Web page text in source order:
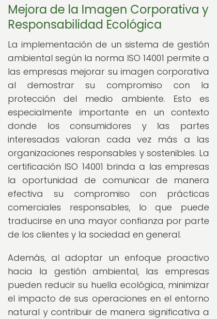
Mejora de la Imagen Corporativa y
Responsabilidad Ecológica
La implementación de un sistema de gestión
ambiental según la norma ISO 14001 permite a
las empresas mejorar su imagen corporativa
al demostrar su compromiso con la
protección del medio ambiente. Esto es
especialmente importante en un contexto
donde los consumidores y las partes
interesadas valoran cada vez más a las
organizaciones responsables y sostenibles. La
certificación ISO 14001 brinda a las empresas
la oportunidad de comunicar de manera
efectiva su compromiso con prácticas
comerciales responsables, lo que puede
traducirse en una mayor confianza por parte
de los clientes y la sociedad en general.
Además, al adoptar un enfoque proactivo
hacia la gestión ambiental, las empresas
pueden reducir su huella ecológica, minimizar
el impacto de sus operaciones en el entorno
natural y contribuir de manera significativa a